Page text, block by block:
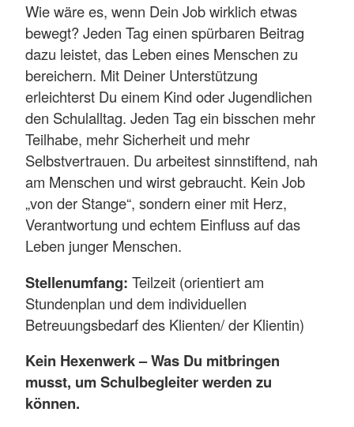
Wie wäre es, wenn Dein Job wirklich etwas
bewegt? Jeden Tag einen spürbaren Beitrag
dazu leistet, das Leben eines Menschen zu
bereichern. Mit Deiner Unterstützung
erleichterst Du einem Kind oder Jugendlichen
den Schulalltag. Jeden Tag ein bisschen mehr
Teilhabe, mehr Sicherheit und mehr
Selbstvertrauen. Du arbeitest sinnstiftend, nah
am Menschen und wirst gebraucht. Kein Job
„von der Stange“, sondern einer mit Herz,
Verantwortung und echtem Einfluss auf das
Leben junger Menschen.
Stellenumfang: Teilzeit (orientiert am
Stundenplan und dem individuellen
Betreuungsbedarf des Klienten/ der Klientin)
Kein Hexenwerk – Was Du mitbringen
musst, um Schulbegleiter werden zu
können.